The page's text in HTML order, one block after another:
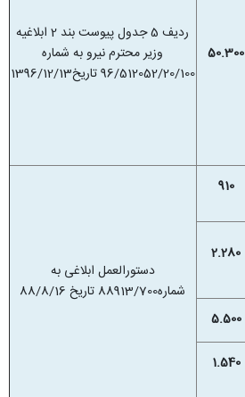
50.300
ردیف 5 جدول پیوست بند 2 ابلاغیه
وزیر محترم نیرو به شماره
96/512052/20/100 تاریخ1396/12/13
910
دستورالعمل ابلاغی به
شماره88913/700 تاریخ 88/8/16
2.280
5.500
1.540